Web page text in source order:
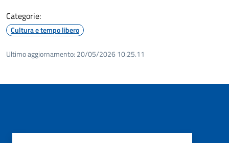
Categorie:
Cultura e tempo libero
Ultimo aggiornamento: 20/05/2026 10:25.11